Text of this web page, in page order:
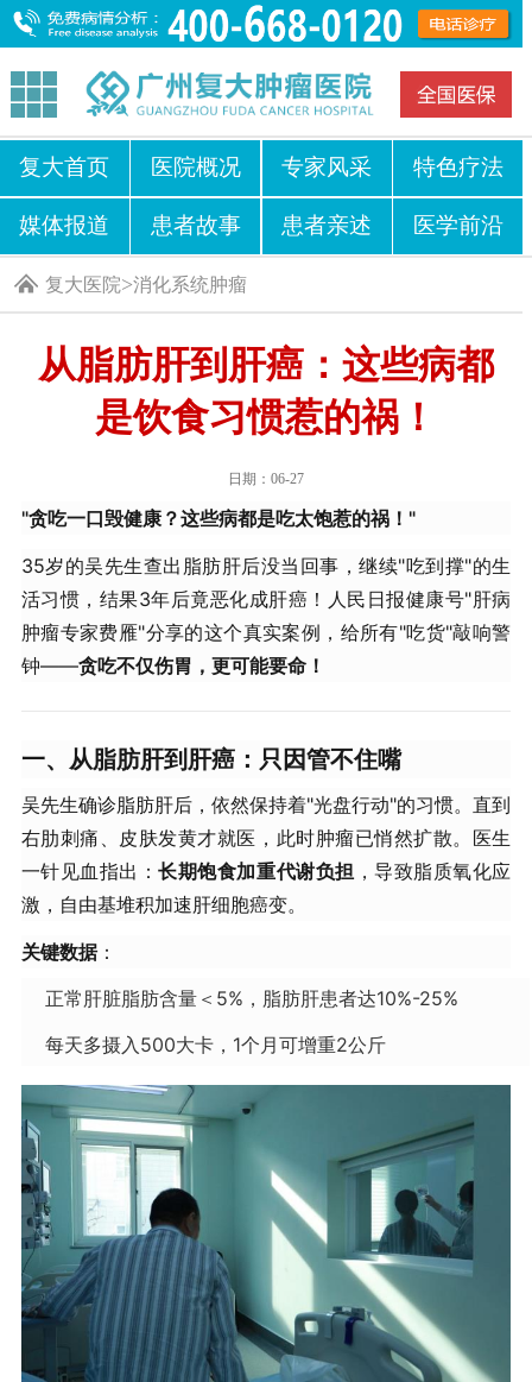
复大首页 医院概况 专家风采 特色疗法
媒体报道 患者故事 患者亲述 医学前沿
复大医院>消化系统肿瘤
从脂肪肝到肝癌：这些病都
是饮食习惯惹的祸！
日期：06-27
"贪吃一口毁健康？这些病都是吃太饱惹的祸！"
35岁的吴先生查出脂肪肝后没当回事，继续"吃到撑"的生
活习惯，结果3年后竟恶化成肝癌！人民日报健康号"肝病
肿瘤专家费雁"分享的这个真实案例，给所有"吃货"敲响警
钟——贪吃不仅伤胃，更可能要命！
一、从脂肪肝到肝癌：只因管不住嘴
吴先生确诊脂肪肝后，依然保持着"光盘行动"的习惯。直到
右肋刺痛、皮肤发黄才就医，此时肿瘤已悄然扩散。医生
一针见血指出：长期饱食加重代谢负担 ，导致脂质氧化应
激，自由基堆积加速肝细胞癌变。
关键数据：
正常肝脏脂肪含量＜5%，脂肪肝患者达10%-25%
每天多摄入500大卡，1个月可增重2公斤